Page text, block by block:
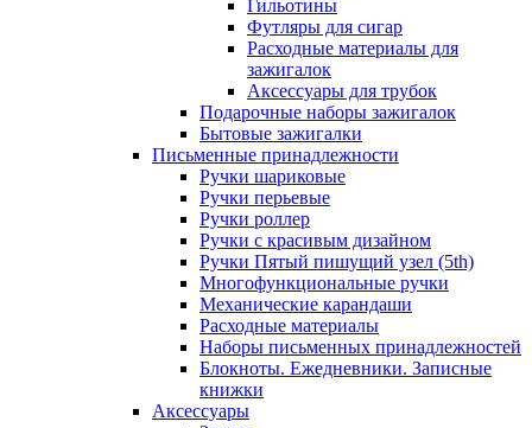
Гильотины
Футляры для сигар
Расходные материалы для
зажигалок
Аксессуары для трубок
Подарочные наборы зажигалок
Бытовые зажигалки
Письменные принадлежности
Ручки шариковые
Ручки перьевые
Ручки роллер
Ручки с красивым дизайном
Ручки Пятый пишущий узел (5th)
Многофункциональные ручки
Механические карандаши
Расходные материалы
Наборы письменных принадлежностей
Блокноты. Ежедневники. Записные
книжки
Аксессуары